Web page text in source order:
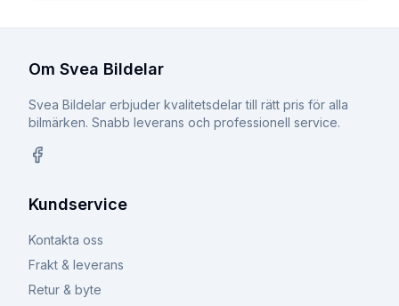
Om Svea Bildelar
Svea Bildelar erbjuder kvalitetsdelar till rätt pris för alla
bilmärken. Snabb leverans och professionell service.
Kundservice
Kontakta oss
Frakt & leverans
Retur & byte